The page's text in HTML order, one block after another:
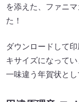
を添えた、ファニ
た！
ダウンロードして
キサイズになって
一味違う年賀状とし